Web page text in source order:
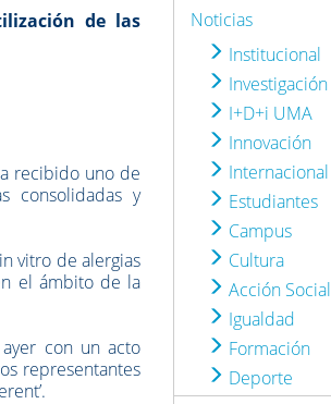
de las
recibido uno de
consolidadas y
vitro de alergias
el ámbito de la
con un acto
representantes
Noticias
Institucional
Investigación
I+D+i UMA
Innovación
Internacional
Estudiantes
Campus
Cultura
Acción Social
Igualdad
Formación
Deporte